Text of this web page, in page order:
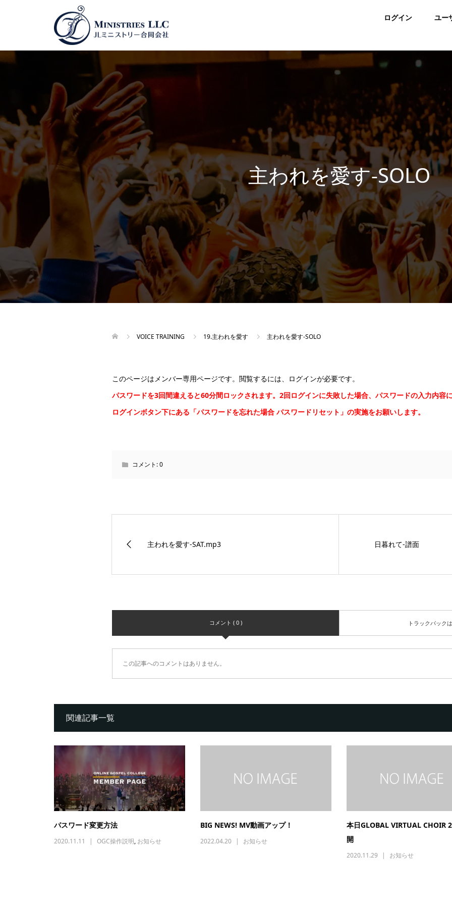
ログイン ユー
主われを愛す-SOLO
VOICE TRAINING 19.主われを愛す 主われを愛す-SOLO
このページはメンバー専用ページです。閲覧するには、ログインが必要です。
パスワードを3回間違えると60分間ロックされます。2回ログインに失敗した場合、パスワードの入力内容
ログインボタン下にある「パスワードを忘れた場合 パスワードリセット 」の実施をお願いします。
コメント:0
主われを愛す-SAT.mp3 日暮れて-譜面
コメント ( 0 ) トラックバック
この記事へのコメントはありません。
関連記事一覧
パスワード変更方法
2020.11.11 OGC操作説明, お知らせ
BIG NEWS! MV動画アップ！
2022.04.20 お知らせ
本日GLOBAL VIRTUAL CHOIR
開
2020.11.29 お知らせ